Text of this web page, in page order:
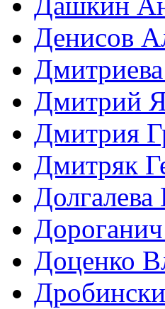
Денисов
Дмитрий
Дмитрия
Дмитряк
Долгалева
Доценко